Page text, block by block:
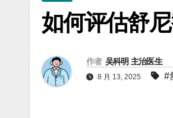
如何评估舒
作者 吴科明 主治医生
8 月 13, 2025 #